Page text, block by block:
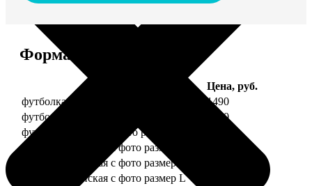
Форматы и цены
Цена, руб.
футболка детская с фото рост 118 см
1490
футболка детская с фото рост 128 см
1490
футболка детская с фото рост 134 см
футболка женская с фото размер S
футболка женская с фото размер M
футболка женская с фото размер L